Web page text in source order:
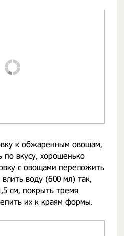
к обжаренным овощам,
по вкусу, хорошенько
с овощами переложить
воду (600 мл) так,
см, покрыть тремя
их к краям формы.